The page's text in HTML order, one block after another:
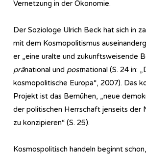
Vernetzung in der Ökonomie.
Der Soziologe Ulrich Beck hat sich in
mit dem Kosmopolitismus
er „eine uralte und zukunftsweisende
pränational und postnational (S. 24 in:
kosmopolitische Europa“, 2007). Das
Projekt ist das Bemühen, „neue
der politischen Herrschaft jenseits der
zu konzipieren“ (S. 25).
Kosmospolitisch handeln beginnt